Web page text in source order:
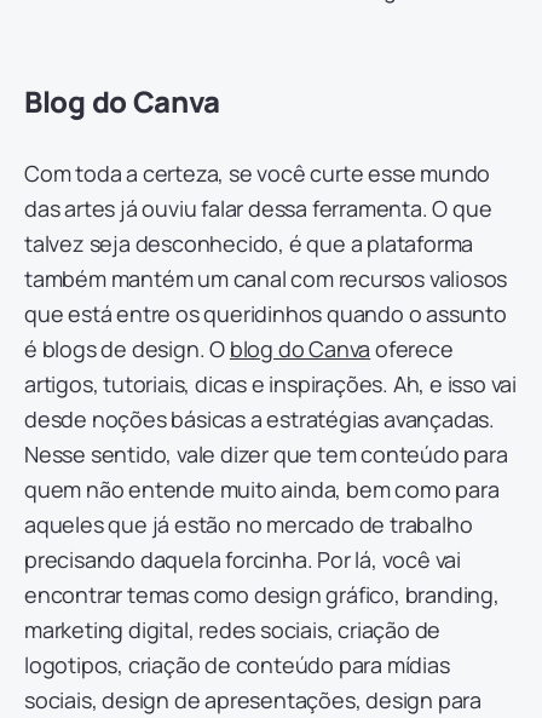
Blog do Canva
Com toda a certeza, se você curte esse mundo
das artes já ouviu falar dessa ferramenta. O que
talvez seja desconhecido, é que a plataforma
também mantém um canal com recursos valiosos
que está entre os queridinhos quando o assunto
é blogs de design. O blog do Canva oferece
artigos, tutoriais, dicas e inspirações. Ah, e isso vai
desde noções básicas a estratégias avançadas.
Nesse sentido, vale dizer que tem conteúdo para
quem não entende muito ainda, bem como para
aqueles que já estão no mercado de trabalho
precisando daquela forcinha. Por lá, você vai
encontrar temas como design gráfico, branding,
marketing digital, redes sociais, criação de
logotipos, criação de conteúdo para mídias
sociais, design de apresentações, design para